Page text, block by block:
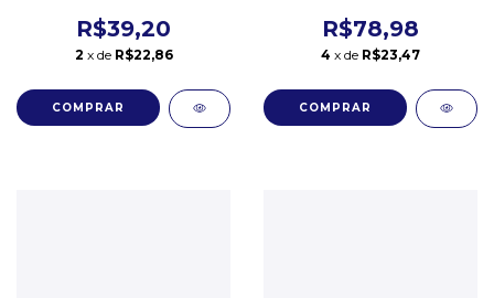
R$39,20
2 x de R$22,86
R$78,98
4 x de R$23,47